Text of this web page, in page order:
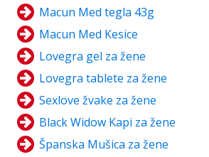
Macun Med tegla 43g
Macun Med Kesice
Lovegra gel za žene
Lovegra tablete za žene
Sexlove žvake za žene
Black Widow Kapi za žene
Španska Mušica za žene